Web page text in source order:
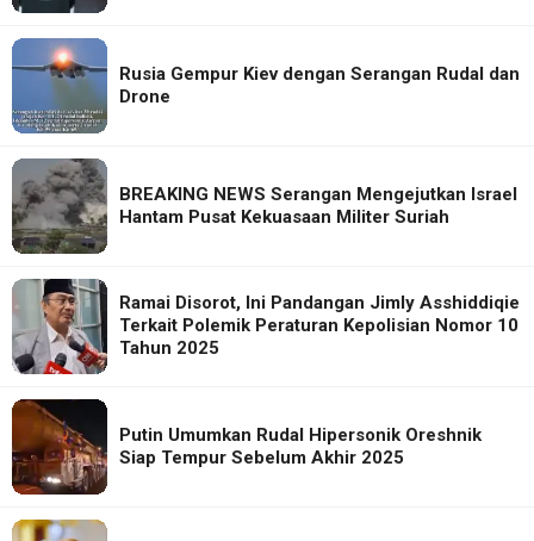
Rusia Gempur Kiev dengan Serangan Rudal dan
Drone
BREAKING NEWS Serangan Mengejutkan Israel
Hantam Pusat Kekuasaan Militer Suriah
Ramai Disorot, Ini Pandangan Jimly Asshiddiqie
Terkait Polemik Peraturan Kepolisian Nomor 10
Tahun 2025
Putin Umumkan Rudal Hipersonik Oreshnik
Siap Tempur Sebelum Akhir 2025